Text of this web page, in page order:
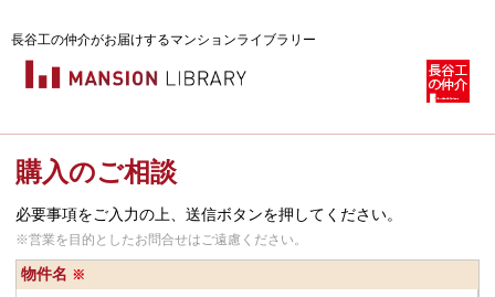
長谷工の仲介がお届けするマンションライブラリー
購入のご相談
必要事項をご入力の上、送信ボタンを押してください。
※営業を目的としたお問合せはご遠慮ください。
物件名 ※